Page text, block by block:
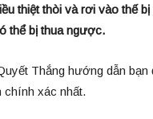
thiệt thòi và rơi vào thế bị
thể bị thua ngược.
Thắng hướng dẫn bạn
chính xác nhất.